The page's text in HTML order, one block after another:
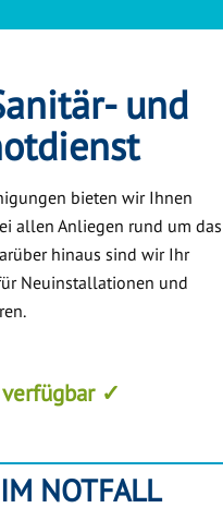
und
bieten wir Ihnen
allen Anliegen rund um das
hinaus sind wir Ihr
Neuinstallationen und
verfügbar ✓
NOTFALL